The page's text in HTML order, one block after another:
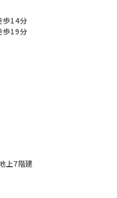
14分
19分
上7階建